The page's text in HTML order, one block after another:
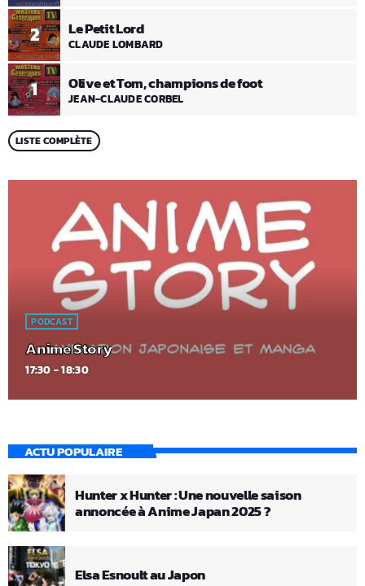
1 Olive et Tom, champions de foot
JEAN-CLAUDE CORBEL
2 Le Petit Lord
CLAUDE LOMBARD
LISTE COMPLÈTE
PODCAST
Anime Story
17:30 - 18:30
ACTU POPULAIRE
Hunter x Hunter : Une nouvelle saison
annoncée à Anime Japan 2025 ?
Elsa Esnoult au Japon